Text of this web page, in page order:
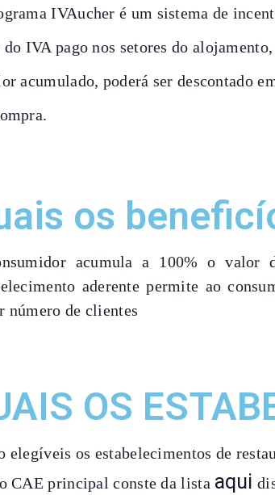
IVAucher é um sistema de
IVA pago nos setores do
acumulado, poderá ser descontado
os
acumula a 100% o valor
aderente permite ao
número de clientes
OS
elegíveis os estabelecimentos de
CAE principal conste da lista aqui